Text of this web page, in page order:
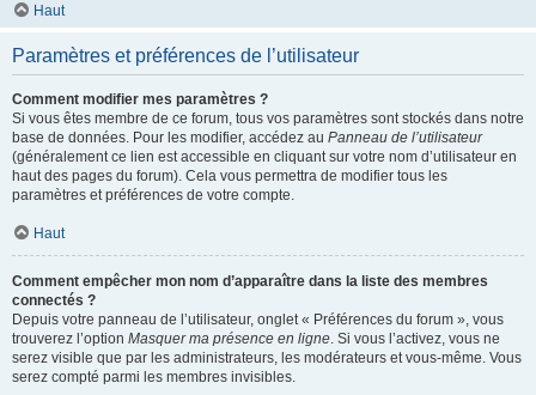
Haut
Paramètres et préférences de l’utilisateur
Comment modifier mes paramètres ?
Si vous êtes membre de ce forum, tous vos paramètres sont stockés dans notre
base de données. Pour les modifier, accédez au Panneau de l’utilisateur
(généralement ce lien est accessible en cliquant sur votre nom d’utilisateur en
haut des pages du forum). Cela vous permettra de modifier tous les
paramètres et préférences de votre compte.
Haut
Comment empêcher mon nom d’apparaître dans la liste des membres
connectés ?
Depuis votre panneau de l’utilisateur, onglet « Préférences du forum », vous
trouverez l’option Masquer ma présence en ligne. Si vous l’activez, vous ne
serez visible que par les administrateurs, les modérateurs et vous-même. Vous
serez compté parmi les membres invisibles.